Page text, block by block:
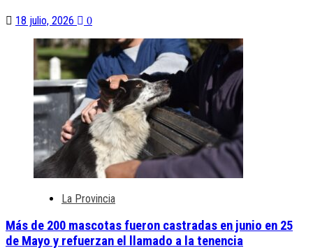
18 julio, 2026 0
La Provincia
Más de 200 mascotas fueron castradas en junio en 25
de Mayo y refuerzan el llamado a la tenencia